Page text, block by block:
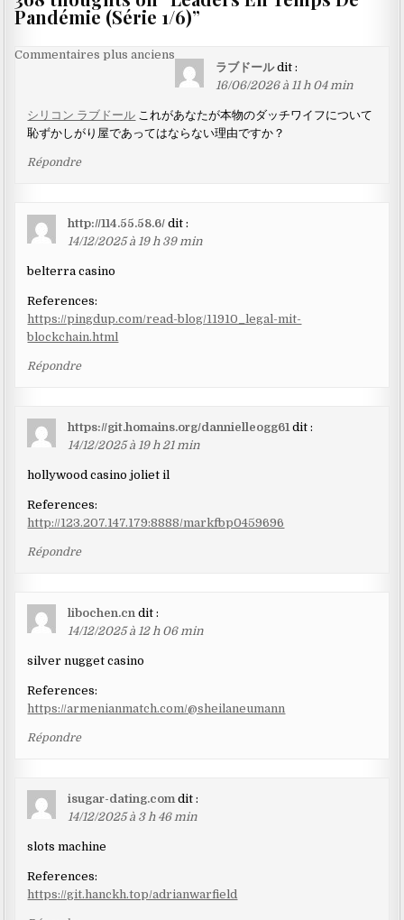
Pandémie (Série 1/6)”
Navigation
les
commentaires
Commentaires plus anciens
ラブドール dit :
16/06/2026 à 11 h 04 min
シリコン ラブドール これがあなたが本物のダッチワイフについて
恥ずかしがり屋であってはならない理由ですか？
Répondre
http://114.55.58.6/ dit :
14/12/2025 à 19 h 39 min
belterra casino
References:
https://pingdup.com/read-blog/11910_legal-mit-
blockchain.html
Répondre
https://git.homains.org/dannielleogg61 dit :
14/12/2025 à 19 h 21 min
hollywood casino joliet il
References:
http://123.207.147.179:8888/markfbp0459696
Répondre
libochen.cn dit :
14/12/2025 à 12 h 06 min
silver nugget casino
References:
https://armenianmatch.com/@sheilaneumann
Répondre
isugar-dating.com dit :
14/12/2025 à 3 h 46 min
slots machine
References:
https://git.hanckh.top/adrianwarfield